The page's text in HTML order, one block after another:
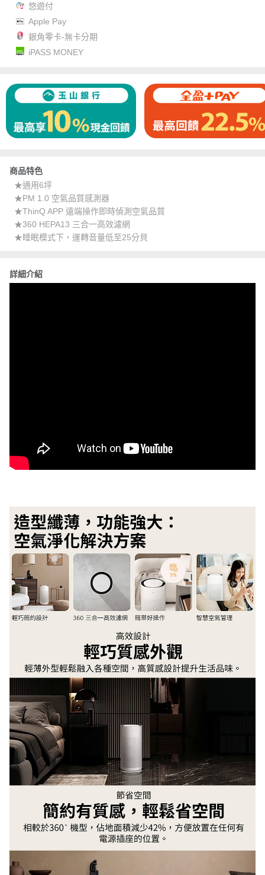
悠遊付
Apple Pay
銀角零卡-無卡分期
iPASS MONEY
商品特色
★適用6坪
★PM 1.0 空氣品質感測器
★ThinQ APP 遠端操作即時偵測空氣品質
★360 HEPA13 三合一高效濾網
★睡眠模式下，運轉音量低至25分貝
詳細介紹